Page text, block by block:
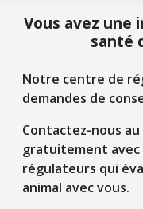
Vous avez
santé
Notre centre de
demandes de
Contactez-nous au
gratuitement avec
régulateurs qui
animal avec vous.